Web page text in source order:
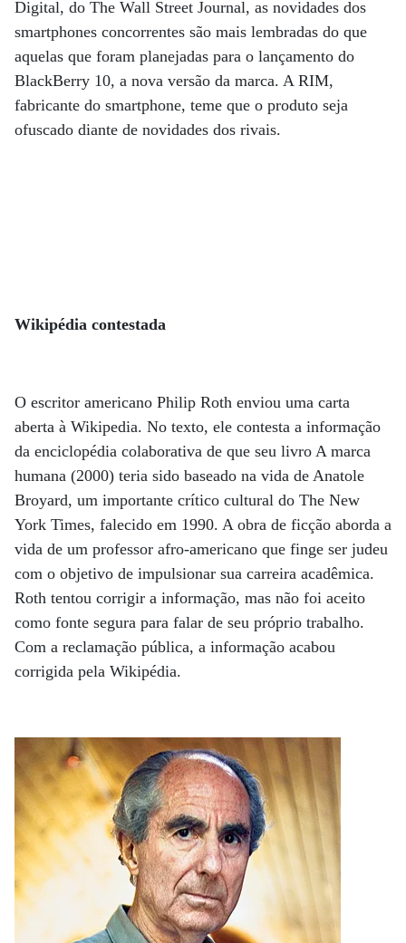
Digital, do The Wall Street Journal, as novidades dos
smartphones concorrentes são mais lembradas do que
aquelas que foram planejadas para o lançamento do
BlackBerry 10, a nova versão da marca. A RIM,
fabricante do smartphone, teme que o produto seja
ofuscado diante de novidades dos rivais.
Wikipédia contestada
O escritor americano Philip Roth enviou uma carta
aberta à Wikipedia. No texto, ele contesta a informação
da enciclopédia colaborativa de que seu livro A marca
humana (2000) teria sido baseado na vida de Anatole
Broyard, um importante crítico cultural do The New
York Times, falecido em 1990. A obra de ficção aborda a
vida de um professor afro-americano que finge ser judeu
com o objetivo de impulsionar sua carreira acadêmica.
Roth tentou corrigir a informação, mas não foi aceito
como fonte segura para falar de seu próprio trabalho.
Com a reclamação pública, a informação acabou
corrigida pela Wikipédia.